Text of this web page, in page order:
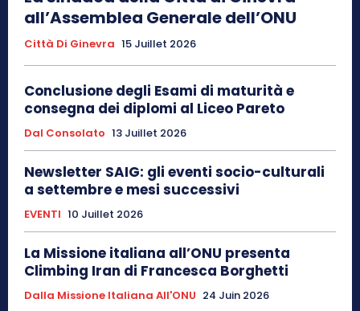
all’Assemblea Generale dell’ONU
Città Di Ginevra 15 Juillet 2026
Conclusione degli Esami di maturità e
consegna dei diplomi al Liceo Pareto
Dal Consolato 13 Juillet 2026
Newsletter SAIG: gli eventi socio-culturali
a settembre e mesi successivi
EVENTI 10 Juillet 2026
La Missione italiana all’ONU presenta
Climbing Iran di Francesca Borghetti
Dalla Missione Italiana All'ONU 24 Juin 2026